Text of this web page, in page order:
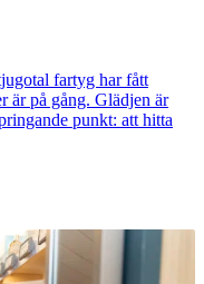
fartyg har fått
är på gång. Glädjen är
punkt: att hitta